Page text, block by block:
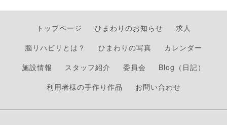
トップページ ひまわりのお知らせ
求人
脳リハビリとは？
ひまわりの写真
カレンダー
施設情報
スタッフ紹介 委員会
Blog（日記）
利用者様の手作り作品
お問い合わせ